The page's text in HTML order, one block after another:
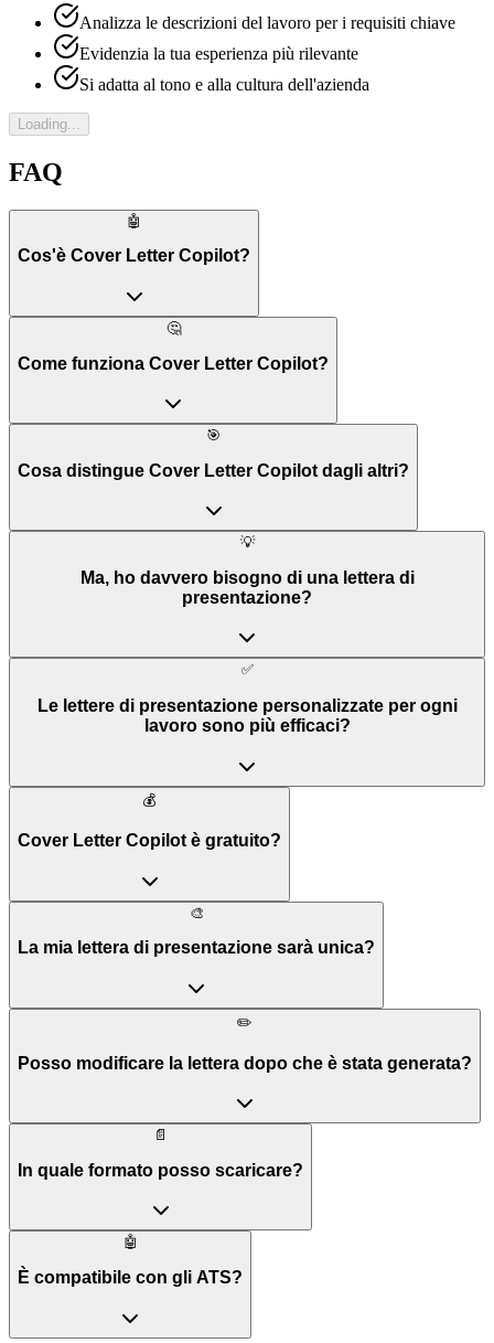
Analizza le descrizioni del lavoro per i requisiti chiave
Evidenzia la tua esperienza più rilevante
Si adatta al tono e alla cultura dell'azienda
Loading...
FAQ
🤖
Cos'è Cover Letter Copilot?
🤔
Come funziona Cover Letter Copilot?
🎯
Cosa distingue Cover Letter Copilot dagli altri?
💡
Ma, ho davvero bisogno di una lettera di
presentazione?
✅
Le lettere di presentazione personalizzate per ogni
lavoro sono più efficaci?
💰
Cover Letter Copilot è gratuito?
🎨
La mia lettera di presentazione sarà unica?
✏️
Posso modificare la lettera dopo che è stata generata?
📄
In quale formato posso scaricare?
🤖
È compatibile con gli ATS?